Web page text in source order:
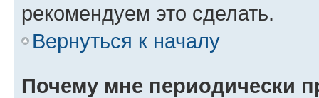
рекомендуем это сделать.
Вернуться к началу
Почему мне периодически